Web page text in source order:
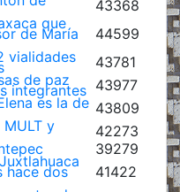
43368
que
de María
44599
vialidades
43781
de paz
integrantes 43977
es la de 43809
y
42273
39279
hace dos
41422